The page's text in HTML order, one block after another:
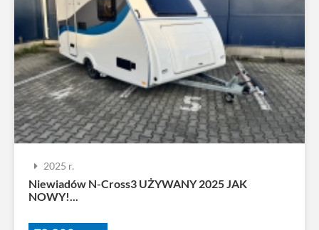
2025 r.
Niewiadów N-Cross3 UŻYWANY 2025 JAK
NOWY!...